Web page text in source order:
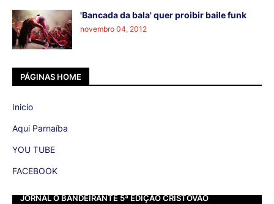
'Bancada da bala' quer proibir baile funk
novembro 04, 2012
PÁGINAS HOME
Inicio
Aqui Parnaíba
YOU TUBE
FACEBOOK
JORNAL O BANDEIRANTE 5ª EDIÇÃO CRISTOVÃO